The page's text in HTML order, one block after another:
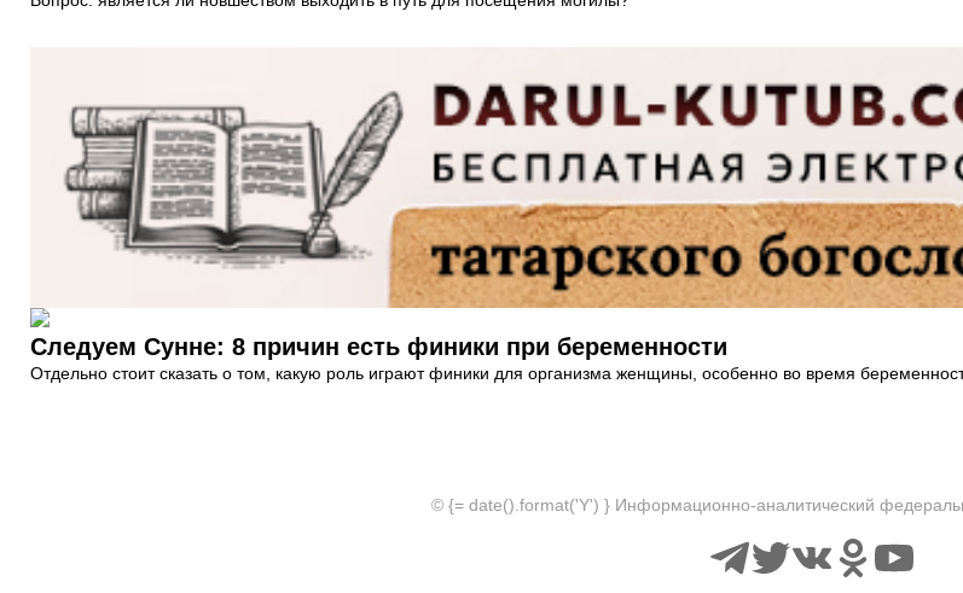
Следуем Сунне: 8 причин есть финики при беременности
Отдельно стоит сказать о том, какую роль играют финики для организма женщины, особенно во время
© {= date().format('Y') } Информационно-аналитический